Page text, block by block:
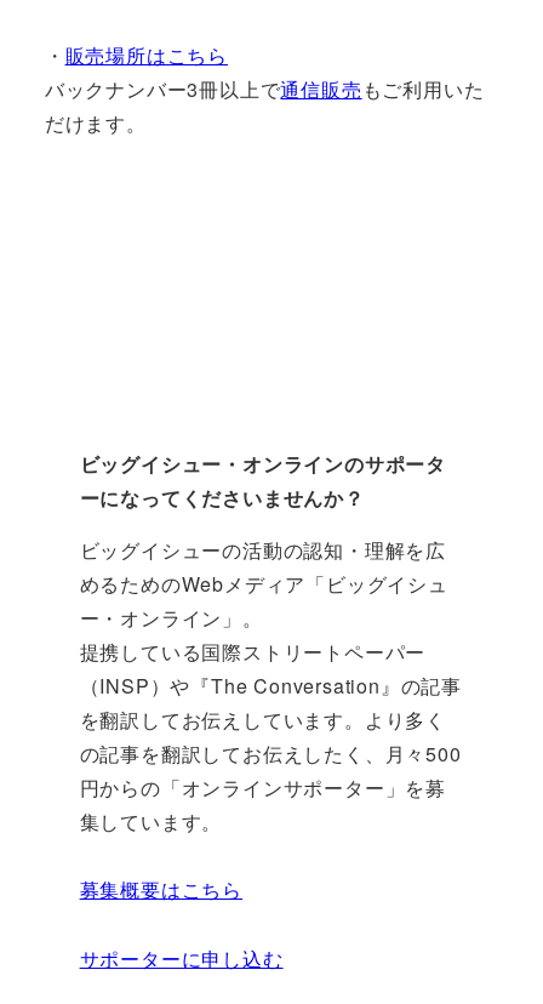
・ 販売場所はこちら
バックナンバー3冊以上で通信販売 もご利用いた
だけます。
ビッグイシュー・オンラインのサポータ
ーになってくださいませんか？
ビッグイシューの活動の認知・理解を広
めるためのWebメディア「ビッグイシュ
ー・オンライン」。
提携している国際ストリートペーパー
（INSP）や『The Conversation』の記事
を翻訳してお伝えしています。より多く
の記事を翻訳してお伝えしたく、月々500
円からの「オンラインサポーター」を募
集しています。
募集概要はこちら
サポーターに申し込む